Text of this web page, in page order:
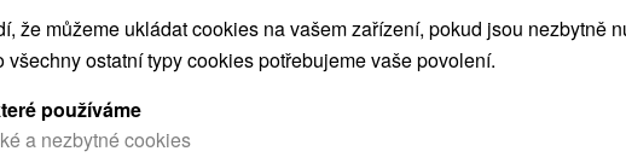
že můžeme ukládat cookies na vašem zařízení, pokud jsou nezbytně
všechny ostatní typy cookies potřebujeme vaše povolení.
používáme
a nezbytné cookies